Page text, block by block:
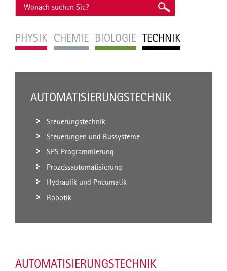
PHYSIK CHEMIE BIOLOGIE TECHNIK
AUTOMATISIERUNGSTECHNIK
Steuerungstechnik
Steuerungen und Bussysteme
SPS Programmierung
Prozessautomatisierung
Hydraulik und Pneumatik
Robotik
AUTOMATISIERUNGSTECHNIK